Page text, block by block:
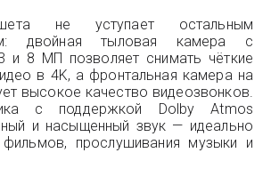
не уступает остальным
двойная тыловая камера с
и 8 МП позволяет снимать чёткие
в 4K, а фронтальная камера на
высокое качество видеозвонков.
с поддержкой Dolby Atmos
и насыщенный звук — идеально
прослушивания музыки и